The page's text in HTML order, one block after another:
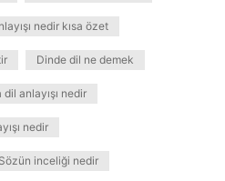
nedir kısa özet
Dinde dil ne demek
anlayışı nedir
nedir
Sözün inceliği nedir